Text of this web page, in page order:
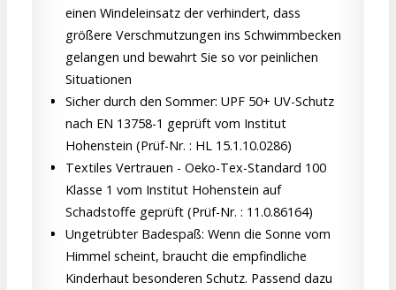
einen Windeleinsatz der verhindert, dass
größere Verschmutzungen ins Schwimmbecken
gelangen und bewahrt Sie so vor peinlichen
Situationen
Sicher durch den Sommer: UPF 50+ UV-Schutz
nach EN 13758-1 geprüft vom Institut
Hohenstein (Prüf-Nr. : HL 15.1.10.0286)
Textiles Vertrauen - Oeko-Tex-Standard 100
Klasse 1 vom Institut Hohenstein auf
Schadstoffe geprüft (Prüf-Nr. : 11.0.86164)
Ungetrübter Badespaß: Wenn die Sonne vom
Himmel scheint, braucht die empfindliche
Kinderhaut besonderen Schutz. Passend dazu